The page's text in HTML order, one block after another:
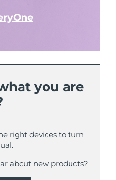
you are
right devices to turn
about new products?